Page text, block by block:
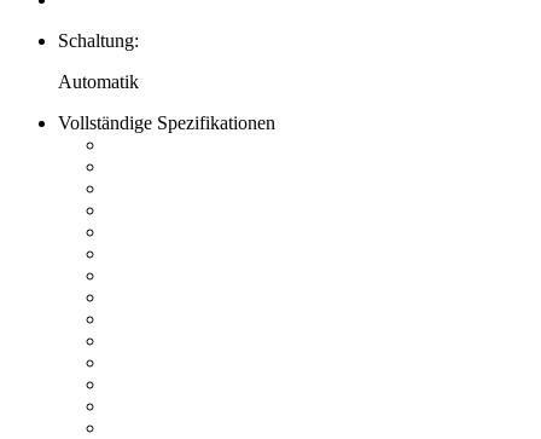
Schaltung:
Automatik
Vollständige Spezifikationen